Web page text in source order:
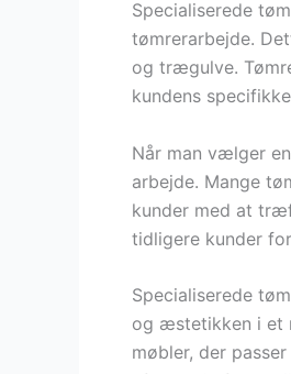
Specialiserede
tømrerarbejde.
og trægulve.
kundens
Når man vælger
arbejde. Mange
kunder med at
tidligere kunder
Specialiserede
og æstetikken i et
møbler, der